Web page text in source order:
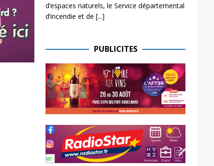
d’espaces naturels, le Service départemental
d’incendie et de [...]
PUBLICITES